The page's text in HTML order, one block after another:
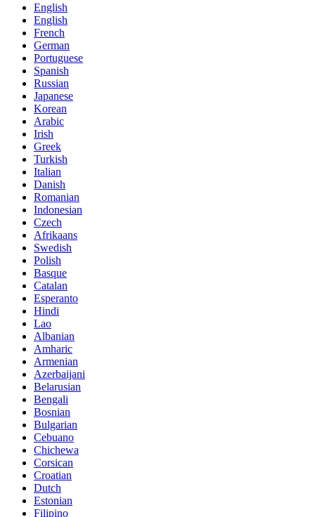
English
English
French
German
Portuguese
Spanish
Russian
Japanese
Korean
Arabic
Irish
Greek
Turkish
Italian
Danish
Romanian
Indonesian
Czech
Afrikaans
Swedish
Polish
Basque
Catalan
Esperanto
Hindi
Lao
Albanian
Amharic
Armenian
Azerbaijani
Belarusian
Bengali
Bosnian
Bulgarian
Cebuano
Chichewa
Corsican
Croatian
Dutch
Estonian
Filipino